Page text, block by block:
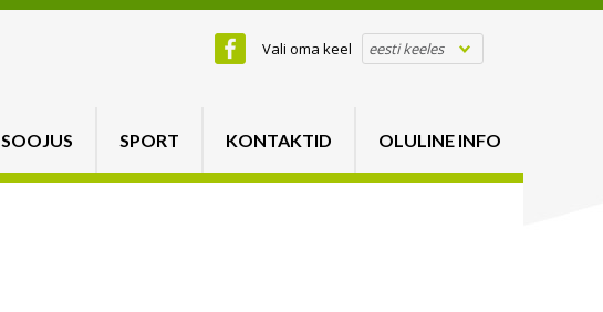
Vali oma keel eesti keeles
SOOJUS SPORT KONTAKTID OLULINE INFO